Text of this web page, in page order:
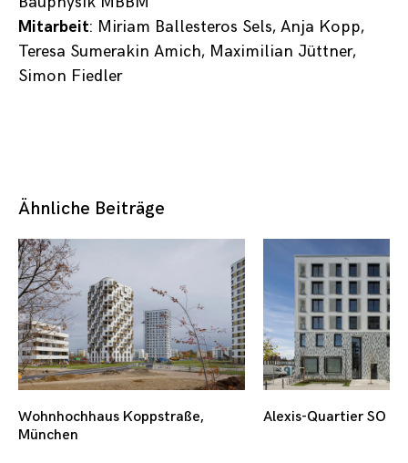
Mitarbeit: Miriam Ballesteros Sels, Anja Kopp,
Teresa Sumerakin Amich, Maximilian Jüttner,
Simon Fiedler
Ähnliche Beiträge
Wohnhochhaus Koppstraße,
München
Alexis-Quartier SO +